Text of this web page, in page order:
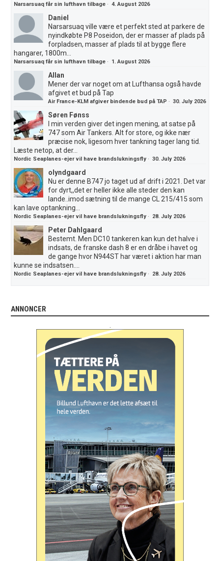
Narsarsuaq får sin lufthavn tilbage ·4. August 2026
Daniel
Narsarsuaq ville være et perfekt sted at parkere de
nyindkøbte P8 Poseidon, der er masser af plads på
forpladsen, masser af plads til at bygge flere
hangarer, 1800m...
Narsarsuaq får sin lufthavn tilbage · 1. August 2026
Allan
Mener der var noget om at Lufthansa også havde
afgivet et bud på Tap
Air France-KLM afgiver bindende bud på TAP ·30. July 2026
Søren Fønss
I min verden giver det ingen mening, at satse på
747 som Air Tankers. Alt for store, og ikke nær
præcise nok, ligesom hver tankning tager lang tid.
Læste netop, at der...
Nordic Seaplanes-ejer vil have brandslukningsfly ·30. July 2026
olyndgaard
Nu er denne B747 jo taget ud af drift i 2021. Det var
for dyrt,,det er heller ikke alle steder den kan
lande..imod sætning til de mange CL 215/415 som
kan lave optankning...
Nordic Seaplanes-ejer vil have brandslukningsfly · 28. July 2026
Peter Dahlgaard
Bestemt. Men DC10 tankeren kan kun det halve i
indsats, de franske dash 8 er en dråbe i havet og
de gange hvor N944ST har været i aktion har man
kunne se indsatsen....
Nordic Seaplanes-ejer vil have brandslukningsfly · 28. July 2026
ANNONCER